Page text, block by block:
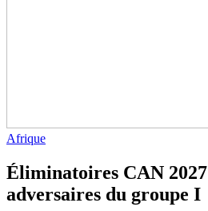
Afrique
Éliminatoires CAN 2027
adversaires du groupe I